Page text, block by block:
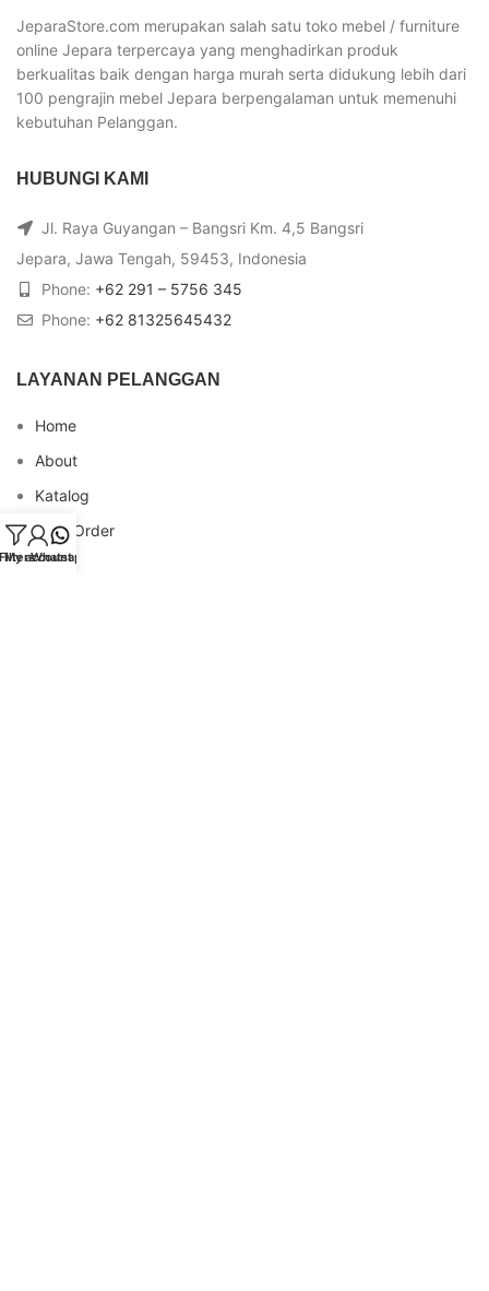
JeparaStore.com merupakan salah satu toko mebel / furniture
online Jepara terpercaya yang menghadirkan produk
berkualitas baik dengan harga murah serta didukung lebih dari
100 pengrajin mebel Jepara berpengalaman untuk memenuhi
kebutuhan Pelanggan.
HUBUNGI KAMI
Jl. Raya Guyangan – Bangsri Km. 4,5 Bangsri
Jepara, Jawa Tengah, 59453, Indonesia
Phone: +62 291 – 5756 345
Phone: +62 81325645432
LAYANAN PELANGGAN
Home
About
Katalog
Cara Order
Blog
My account
Whatsapp